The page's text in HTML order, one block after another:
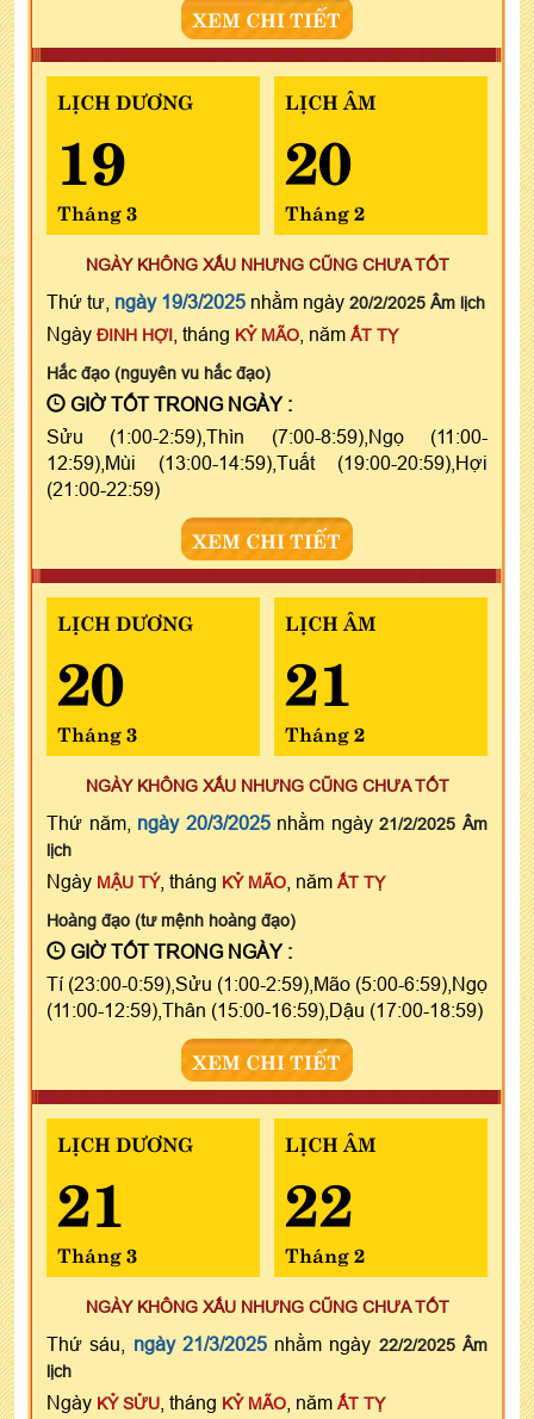
XEM CHI TIẾT
LỊCH DƯƠNG
19
Tháng 3
LỊCH ÂM
20
Tháng 2
NGÀY KHÔNG XẤU NHƯNG CŨNG CHƯA TỐT
Thứ tư, ngày 19/3/2025 nhằm ngày 20/2/2025 Âm lịch
Ngày ĐINH HỢI , tháng KỶ MÃO , năm ẤT TỴ
Hắc đạo (nguyên vu hắc đạo)
GIỜ TỐT TRONG NGÀY :
Sửu (1:00-2:59),Thìn (7:00-8:59),Ngọ (11:00-
12:59),Mùi (13:00-14:59),Tuất (19:00-20:59),Hợi
(21:00-22:59)
XEM CHI TIẾT
LỊCH DƯƠNG
20
Tháng 3
LỊCH ÂM
21
Tháng 2
NGÀY KHÔNG XẤU NHƯNG CŨNG CHƯA TỐT
Thứ năm, ngày 20/3/2025nhằm ngày21/2/2025 Âm
lịch
Ngày MẬU TÝ, tháng KỶ MÃO , năm ẤT TỴ
Hoàng đạo (tư mệnh hoàng đạo)
GIỜ TỐT TRONG NGÀY :
Tí (23:00-0:59),Sửu (1:00-2:59),Mão (5:00-6:59),Ngọ
(11:00-12:59),Thân (15:00-16:59),Dậu (17:00-18:59)
XEM CHI TIẾT
LỊCH DƯƠNG
21
Tháng 3
LỊCH ÂM
22
Tháng 2
NGÀY KHÔNG XẤU NHƯNG CŨNG CHƯA TỐT
Thứ sáu, ngày 21/3/2025nhằm ngày 22/2/2025 Âm
lịch
Ngày KỶ SỬU , tháng KỶ MÃO , năm ẤT TỴ